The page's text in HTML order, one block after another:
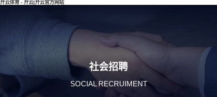
开云体育 - 开云|开云官方网站
社会招聘
SOCIAL RECRUIMENT